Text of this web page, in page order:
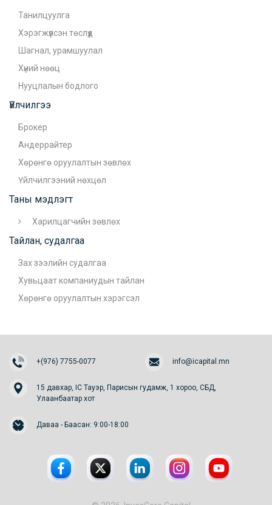
Танилцуулга
Хэрэгжүүлсэн төслүүд
Шагнал, урамшуулал
Хүний нөөц
Нууцлалын бодлого
Үйлчилгээ
Брокер
Андеррайтер
Хөрөнгө оруулалтын зөвлөх
Үйлчилгээний нөхцөл
Таны мэдлэгт
Харилцагчийн зөвлөх
Тайлан, судалгаа
Зах зээлийн судалгаа
Хувьцаат компаниудын тайлан
Хөрөнгө оруулалтын хэрэгсэл
+(976) 7755-0077 info@icapital.mn
15 давхар, IC Тауэр, Парисын гудамж, 1 хороо, СБД,
Улаанбаатар хот
Даваа - Баасан: 9:00-18:00